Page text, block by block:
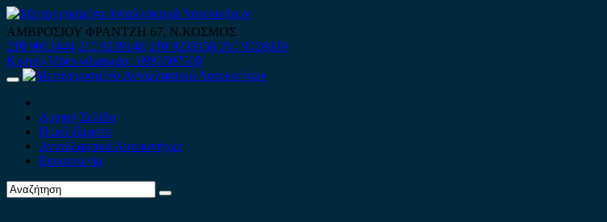
Skip
to
content
ΑΜΒΡΟΣΙΟΥ ΦΡΑΝΤΖΗ 67, Ν.ΚΟΣΜΟΣ
210 9012444 210 9239148 210 9238158 210 9026839
Κινητό-Viber-whatsapp : 6980507900
Primary
Αρχική Σελίδα
Ποιοί είμαστε
Ανταλλακτικά Αυτοκινήτων
Επικοινωνία